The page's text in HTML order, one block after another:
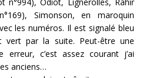
Simonson, en maroquin
les numéros. Il est signalé bleu
vert par la suite. Peut-être une
c’est assez courant j’ai
anciens…